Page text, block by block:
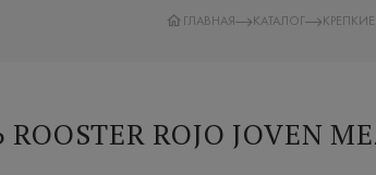
ГЛАВНАЯ КАТАЛОГ
ROJO JOVEN